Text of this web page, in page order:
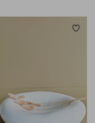
hinzufügen Zu